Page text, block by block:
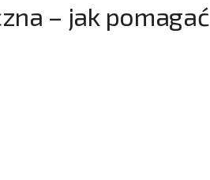
– jak pomagać